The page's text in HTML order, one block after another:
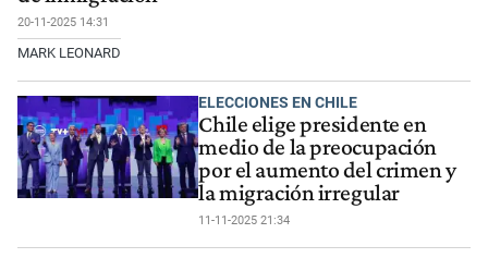
20-11-2025 14:31
MARK LEONARD
ELECCIONES EN CHILE
Chile elige presidente en
medio de la preocupación
por el aumento del crimen y
la migración irregular
11-11-2025 21:34